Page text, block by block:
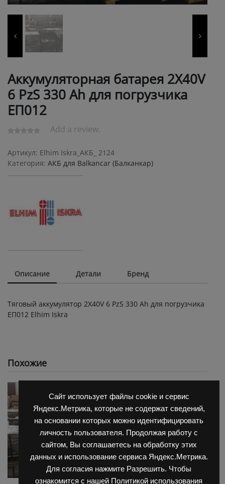
Сайт использует файлы cookie и сервис
Яндекс.Метрика, которые не содержат сведений,
на основании которых можно идентифицировать
личность пользователя. Продолжая работу с
сайтом, Вы соглашаетесь на обработку этих
данных и использование сервиса Яндекс.Метрика.
Для согласия нажмите Разрешить. Чтобы
ознакомится с нашей Политикой использования
Аккумуляторная батарея 2X40V
6 PzS 330 Ah для погрузчика
ЕП012
Add a review.
Артикул: Elhim Iskra_АКБ_ 2124
Категория: АКБ для Balkanсar (Балканкар)
Описание Детали Бренд
Тяговый аккумулятор 2X40V 6 PzS 330 Ah для погрузчика
ЕП012 Elhim Iskra
Похожие